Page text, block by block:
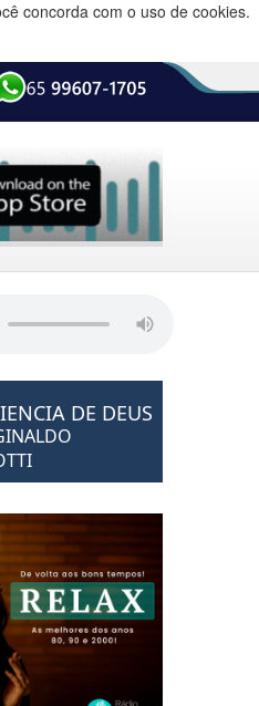
concorda com o uso de cookies.
DE DEUS